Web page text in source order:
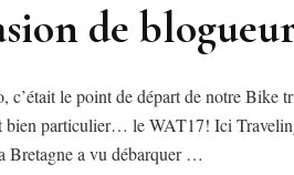
de
c’était le point de départ de notre Bike
bien particulier… le WAT17! Ici
Bretagne a vu débarquer …